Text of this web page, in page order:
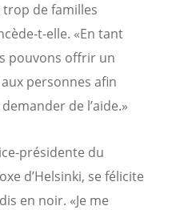
de familles
t-elle. «En tant
pouvons offrir un
personnes afin
de l’aide.»
présidente du
d’Helsinki, se félicite
en noir. «Je me